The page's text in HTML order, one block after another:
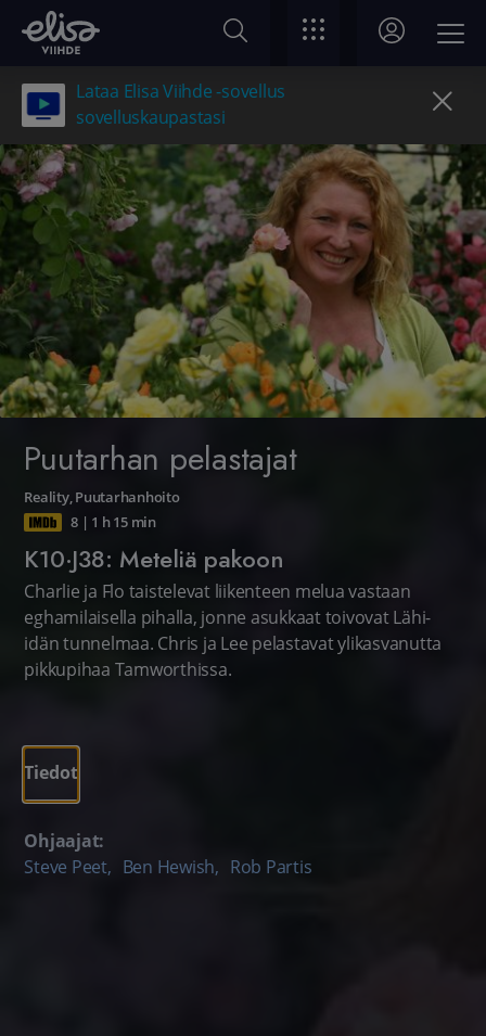
Lataa Elisa Viihde -sovellus
sovelluskaupastasi
Puutarhan pelastajat
Reality,Puutarhanhoito
8 | 1 h 15 min
K10·J38: Meteliä pakoon
Charlie ja Flo taistelevat liikenteen melua vastaan
eghamilaisella pihalla, jonne asukkaat toivovat Lähi-
idän tunnelmaa. Chris ja Lee pelastavat ylikasvanutta
pikkupihaa Tamworthissa.
Tiedot
Ohjaajat:
Steve Peet, Ben Hewish, Rob Partis